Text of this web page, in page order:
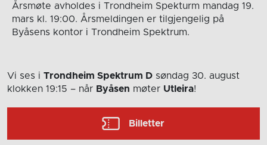
Årsmøte avholdes i Trondheim Spekturm mandag 19.
mars kl. 19:00. Årsmeldingen er tilgjengelig på
Byåsens kontor i Trondheim Spektrum.
Vi ses i Trondheim Spektrum D søndag 30. august
klokken 19:15 – når Byåsen møter Utleira!
Billetter